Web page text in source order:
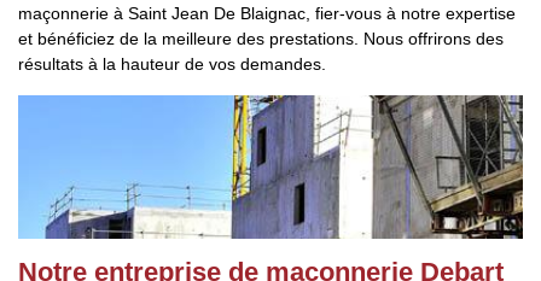
maçonnerie à Saint Jean De Blaignac, fier-vous à notre expertise
et bénéficiez de la meilleure des prestations. Nous offrirons des
résultats à la hauteur de vos demandes.
Notre entreprise de maçonnerie Debart